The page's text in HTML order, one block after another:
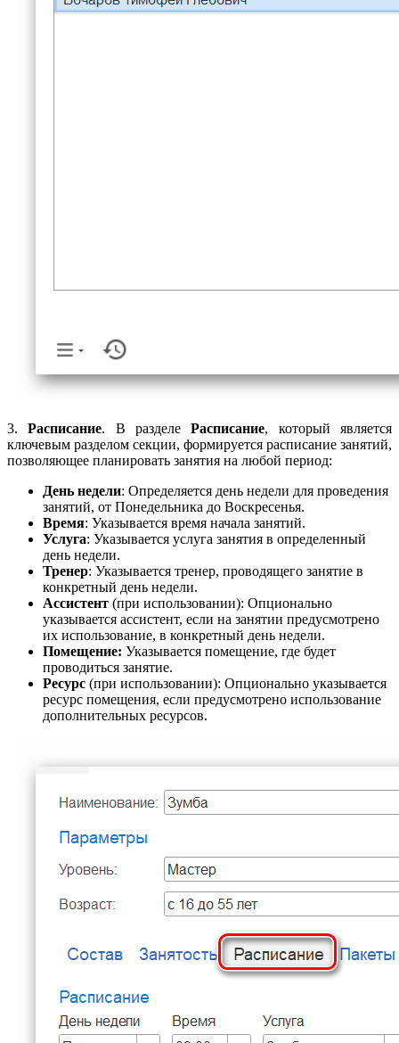
3.Расписание. В разделеРасписание, который является
ключевым разделом секции, формируется расписание занятий,
позволяющее планировать занятия на любой период:
День недели: Определяется день недели для проведения
занятий, от Понедельника до Воскресенья.
Время: Указывается время начала занятий.
Услуга: Указывается услуга занятия в определенный
день недели.
Тренер: Указывается тренер, проводящего занятие в
конкретный день недели.
Ассистент (при использовании): Опционально
указывается ассистент, если на занятии предусмотрено
их использование, в конкретный день недели.
Помещение: Указывается помещение, где будет
проводиться занятие.
Ресурс (при использовании): Опционально указывается
ресурс помещения, если предусмотрено использование
дополнительных ресурсов.